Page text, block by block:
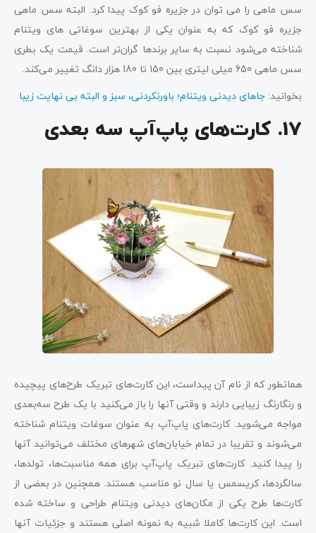
سس ماهی را می توان در جزیره فو کوک پیدا کرد. البته سس ماهی
جزیره فو کوک که به عنوان یکی از بهترین سوغاتی های ویتنام
شناخته می‌شود نسبت به سایر برندها گران‌تر است. قیمت یک بطری
سس ماهی 650 میلی لیتری بین 150 تا 180 هزار دانگ تغییر می‌کند.
بخوانید: جاهای دیدنی ویتنام؛ باورنکردنی، سبز و البته بی نهایت زیبا
17. کارت‌های پاپ‌آپ سه بعدی
همانطور که از نام آن پیداست، این کارت‌های تبریک طرح‌های پیچیده
و رنگارنگ زیبایی دارند و وقتی آنها را باز می‌کنید با یک طرح سه‌بعدی
مواجه می‌شوید. کارت‌های پاپ‌آپ به عنوان سوغات ویتنام شناخته
می‌شوند و تقریبا در تمام خیابان‌های شهرهای مختلف می‌توانید آنها
را پیدا کنید. کارت‌های تبریک پاپ‌آپ برای همه مناسبت‌ها، تولدها،
سالگردها، کریسمس یا سال نو مناسب هستند. همچنین در بعضی از
کارت‌ها طرح یکی از مکان‌های دیدنی ویتنام طراحی و ساخته شده
است. این کارت‌ها کاملا شبیه به نمونه اصلی هستند و جزئیات آنها